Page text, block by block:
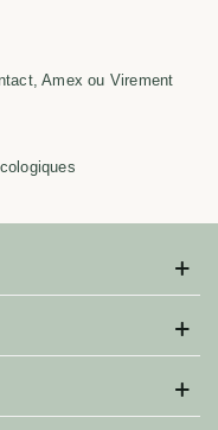
Amex ou Virement